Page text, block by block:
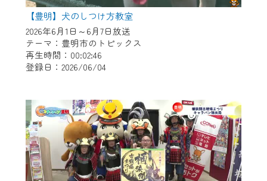
【豊明】犬のしつけ方教室
2026年6月1日～6月7日放送
テーマ：豊明市のトピックス
再生時間：00:02:46
登録日：2026/06/04